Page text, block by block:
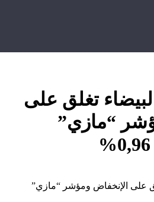
تغلق على
“مازي”